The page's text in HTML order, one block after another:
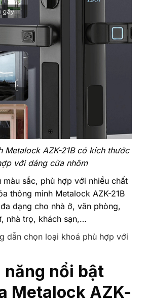
Metalock AZK-21B có kích thước
với dáng cửa nhôm
màu sắc, phù hợp với nhiều chất
thông minh Metalock AZK-21B
dạng cho nhà ở, văn phòng,
nhà trọ, khách sạn,…
dẫn chọn loại khoá phù hợp với
năng nổi bật
Metalock AZK-